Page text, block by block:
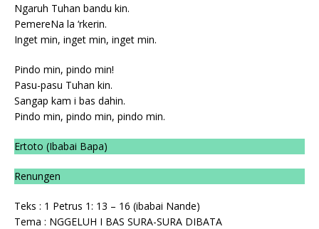
Ngaruh Tuhan bandu kin.
PemereNa la ‘rkerin.
Inget min, inget min, inget min.
Pindo min, pindo min!
Pasu-pasu Tuhan kin.
Sangap kam i bas dahin.
Pindo min, pindo min, pindo min.
Ertoto (Ibabai Bapa)
Renungen
Teks : 1 Petrus 1: 13 – 16 (ibabai Nande)
Tema : NGGELUH I BAS SURA-SURA DIBATA